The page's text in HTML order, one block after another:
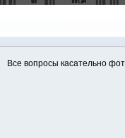
Все вопросы касательно